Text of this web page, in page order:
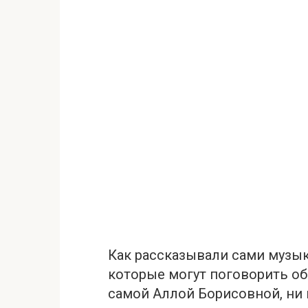
Как рассказывали сами
которые могут поговорить
самой Аллой Борисовной, ни